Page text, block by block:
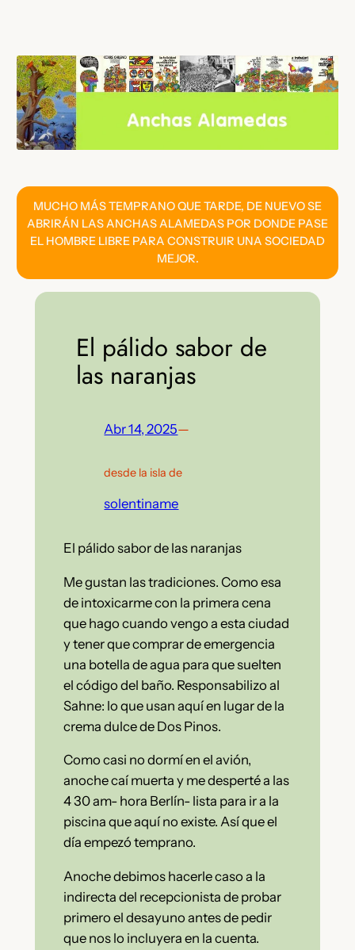
contenido
MUCHO MÁS TEMPRANO QUE TARDE, DE NUEVO SE
ABRIRÁN LAS ANCHAS ALAMEDAS POR DONDE PASE
EL HOMBRE LIBRE PARA CONSTRUIR UNA SOCIEDAD
MEJOR.
El pálido sabor de
las naranjas
Abr 14, 2025—
desde la isla de
solentiname
El pálido sabor de las naranjas
Me gustan las tradiciones. Como esa
de intoxicarme con la primera cena
que hago cuando vengo a esta ciudad
y tener que comprar de emergencia
una botella de agua para que suelten
el código del baño. Responsabilizo al
Sahne: lo que usan aquí en lugar de la
crema dulce de Dos Pinos.
Como casi no dormí en el avión,
anoche caí muerta y me desperté a las
4 30 am- hora Berlín- lista para ir a la
piscina que aquí no existe. Así que el
día empezó temprano.
Anoche debimos hacerle caso a la
indirecta del recepcionista de probar
primero el desayuno antes de pedir
que nos lo incluyera en la cuenta.